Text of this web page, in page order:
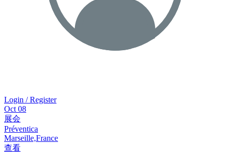
Login / Register
Oct 08
展会
Préventica
Marseille,France
查看